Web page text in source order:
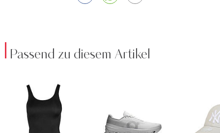
Passend zu diesem Artikel